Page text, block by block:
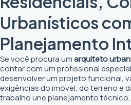
Urbanísticos
Planejamento
Se você procura umarquiteto
contar com um profissional
desenvolver um projeto funcional,
exigências do imóvel, do terreno e
trabalho une planejamento